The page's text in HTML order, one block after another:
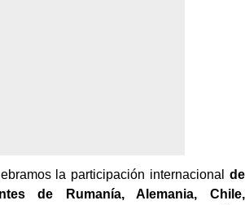
la participación internacional de
de Rumanía, Alemania, Chile,